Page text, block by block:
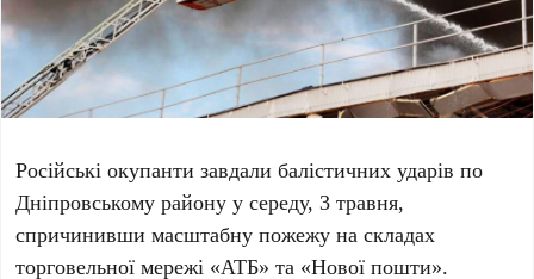
Російські окупанти завдали балістичних ударів по
Дніпровському району у середу,3 травня,
спричинивши масштабну пожежу на складах
торговельної мережі «АТБ» та «Нової пошти».